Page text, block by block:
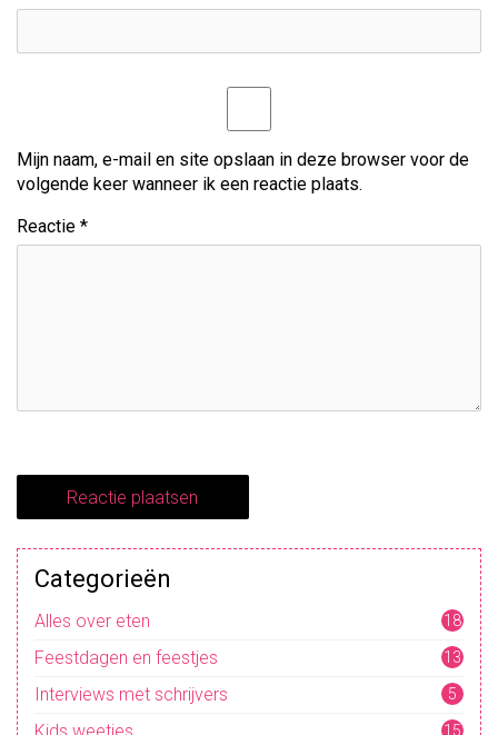
t
i
e
Mijn naam, e-mail en site opslaan in deze browser voor de
volgende keer wanneer ik een reactie plaats.
Reactie *
Categorieën
Alles over eten 18
Feestdagen en feestjes 13
Interviews met schrijvers 5
15